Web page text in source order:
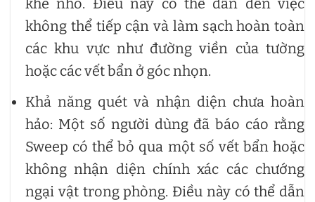
không thể tiếp cận và làm sạch hoàn toàn
các khu vực như đường viền của tường
hoặc các vết bẩn ở góc nhọn.
Khả năng quét và nhận diện chưa hoàn
hảo: Một số người dùng đã báo cáo rằng
Sweep có thể bỏ qua một số vết bẩn hoặc
không nhận diện chính xác các chướng
ngại vật trong phòng. Điều này có thể dẫn